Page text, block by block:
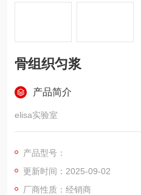
骨组织匀浆
产品简介
elisa实验室
产品型号：
更新时间：2025-09-02
厂商性质：经销商